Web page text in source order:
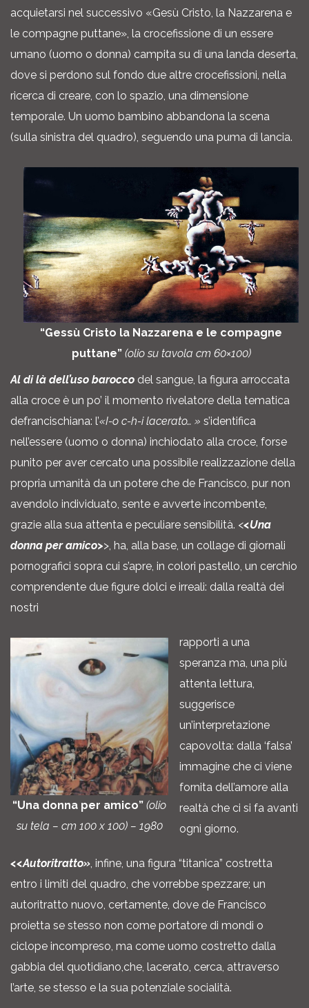
acquietarsi nel successivo «Gesù Cristo, la Nazzarena e
le compagne puttane», la crocefissione di un essere
umano (uomo o donna) campita su di una landa deserta,
dove si perdono sul fondo due altre crocefissioni, nella
ricerca di creare, con lo spazio, una dimensione
temporale. Un uomo­ bambino abbandona la scena
(sulla sinistra del quadro), seguendo una puma di lancia.
“Gessù Cristo la Nazzarena e le compagne
puttane” (olio su tavola cm 60×100)
Al di là dell’uso barocco del sangue, la figura arroccata
alla croce è un po’ il momento rivelatore della tematica
defrancischiana: l’«I-o c-h-i lacerato… » s’identifica
nell’essere (uomo o donna) inchiodato alla croce, forse
punito per aver cercato una possibile realizzazione della
propria umanità da un potere che de Francisco, pur non
avendolo individuato, sente e avverte incombente,
grazie alla sua attenta e peculiare sensibilità. <<Una
donna per amico>>, ha, alla base, un collage di giornali
pornografici sopra cui s’apre, in colori pastello, un cerchio
comprendente due figure dolci e irreali: dalla realtà dei
nostri
“Una donna per amico” (olio
su tela – cm 100 x 100) – 1980
rapporti a una
speranza ma, una più
attenta lettura,
suggerisce
un’interpretazione
capovolta: dalla ‘falsa’
immagine che ci viene
fornita dell’amore alla
realtà che ci si fa avanti
ogni giorno.
<<Autoritratto», infine, una figura “titanica” costretta
entro i limiti del quadro, che vorrebbe spezzare; un
autoritratto nuovo, certamente, dove de Francisco
proietta se stesso non come portatore di mondi o
ciclope incompreso, ma come uomo costretto dalla
gabbia del quotidiano,che, lacerato, cerca, attraverso
l’arte, se stesso e la sua potenziale socialità.